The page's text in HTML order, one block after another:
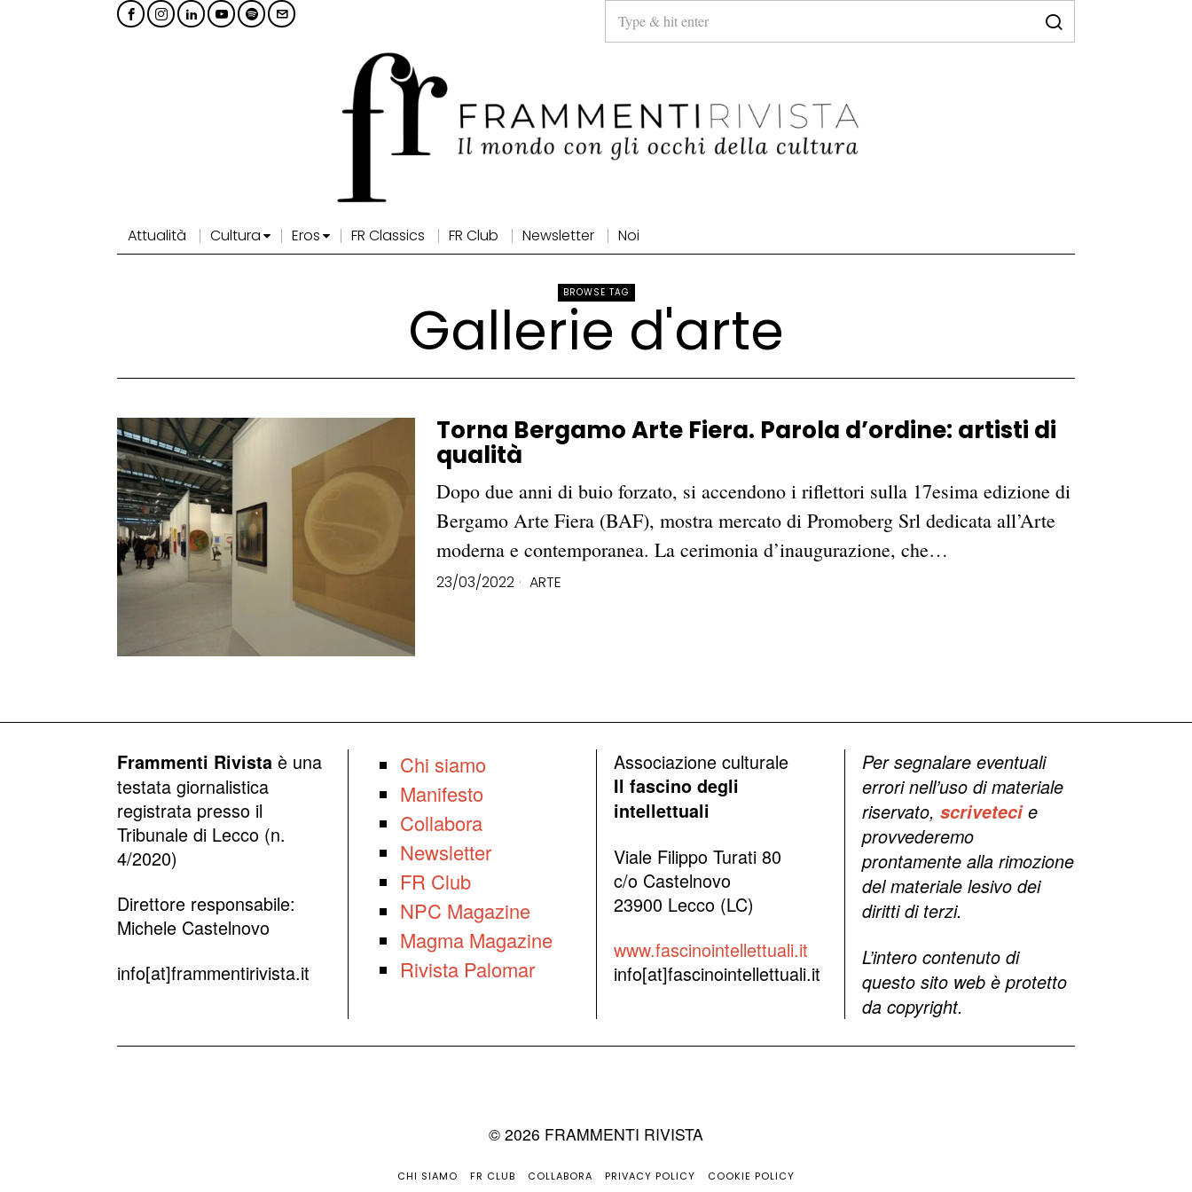
Attualità Cultura Eros FR Classics FR Club Newsletter Noi
BROWSE TAG
Gallerie d'arte
Torna Bergamo Arte Fiera. Parola d’ordine: artisti di
qualità
Dopo due anni di buio forzato, si accendono i riflettori sulla 17esima edizione di
Bergamo Arte Fiera (BAF), mostra mercato di Promoberg Srl dedicata all’Arte
moderna e contemporanea. La cerimonia d’inaugurazione, che…
23/03/2022 ARTE
Frammenti Rivista è una
testata giornalistica
registrata presso il
Tribunale di Lecco (n.
4/2020)
Direttore responsabile:
Michele Castelnovo
info[at]frammentirivista.it
Chi siamo
Manifesto
Collabora
Newsletter
FR Club
NPC Magazine
Magma Magazine
Rivista Palomar
Associazione culturale
Il fascino degli
intellettuali
Viale Filippo Turati 80
c/o Castelnovo
23900 Lecco (LC)
www.fascinointellettuali.it
info[at]fascinointellettuali.it
Per segnalare eventuali
errori nell’uso di materiale
riservato, scriveteci e
provvederemo
prontamente alla rimozione
del materiale lesivo dei
diritti di terzi.
L’intero contenuto di
questo sito web è protetto
da copyright.
© 2026 FRAMMENTI RIVISTA
CHI SIAMO FR CLUB COLLABORA PRIVACY POLICY COOKIE POLICY